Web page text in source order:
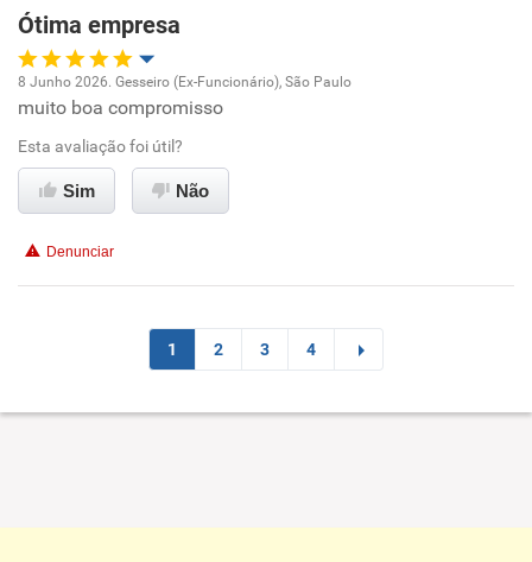
Recomenda esta empresa
Ótima empresa
Oportunidade de promoção
Ambiente de trabalho
Benefícios
Recomenda esta empresa
8 Junho 2026. Gesseiro (Ex-Funcionário), São Paulo
muito boa compromisso
Esta avaliação foi útil?
Sim Não
Denunciar
1 2 3 4